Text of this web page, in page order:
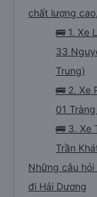
chất lượng
🚌 1. Xe
33
Trung)
🚌 2. Xe
01
🚌 3. Xe
Trần
Những câu
đi Hải Dương